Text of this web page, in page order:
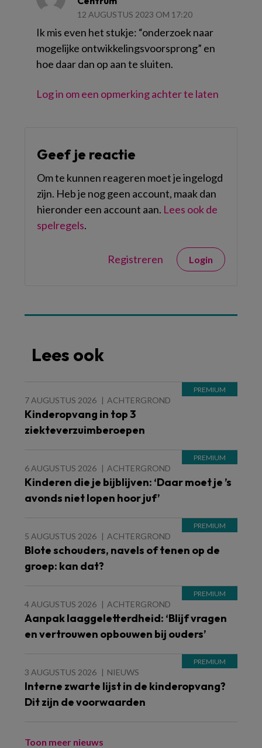
12 AUGUSTUS 2023 OM 17:20
Ik mis even het stukje: “onderzoek naar
mogelijke ontwikkelingsvoorsprong” en
hoe daar dan op aan te sluiten.
Log in om een opmerking achter te laten
Geef je reactie
Om te kunnen reageren moet je ingelogd
zijn. Heb je nog geen account, maak dan
hieronder een account aan. Lees ook de
spelregels.
Registreren Login
Lees ook
7 AUGUSTUS 2026 ACHTERGROND
Kinderopvang in top 3
ziekteverzuimberoepen
6 AUGUSTUS 2026 ACHTERGROND
Kinderen die je bijblijven: ‘Daar moet je ’s
avonds niet lopen hoor juf’
5 AUGUSTUS 2026 ACHTERGROND
Blote schouders, navels of tenen op de
groep: kan dat?
4 AUGUSTUS 2026 ACHTERGROND
Aanpak laaggeletterdheid: ‘Blijf vragen
en vertrouwen opbouwen bij ouders’
3 AUGUSTUS 2026 NIEUWS
Interne zwarte lijst in de kinderopvang?
Dit zijn de voorwaarden
Toon meer nieuws